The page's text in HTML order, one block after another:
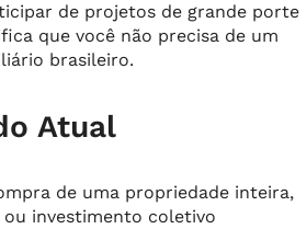
de projetos de grande porte
que você não precisa de um
brasileiro.
Atual
de uma propriedade inteira,
investimento coletivo